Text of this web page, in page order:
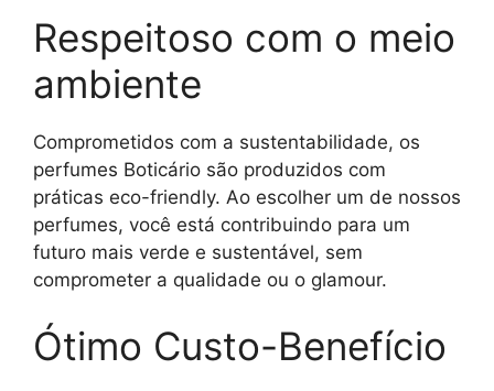
Respeitoso com o meio
ambiente
Comprometidos com a sustentabilidade, os
perfumes Boticário são produzidos com
práticas eco-friendly. Ao escolher um de nossos
perfumes, você está contribuindo para um
futuro mais verde e sustentável, sem
comprometer a qualidade ou o glamour.
Ótimo Custo-Benefício